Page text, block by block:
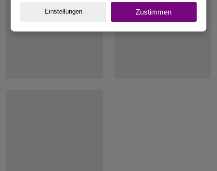
Einstellungen Zustimmen